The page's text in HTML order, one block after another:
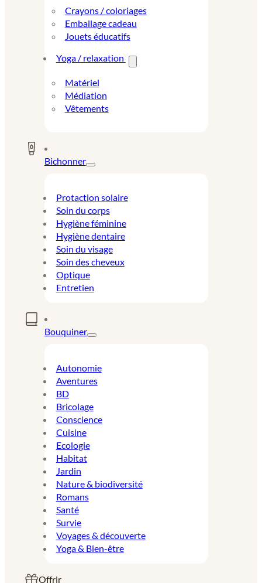
Crayons / coloriages
Emballage cadeau
Jouets éducatifs
Yoga / relaxation
Matériel
Médiation
Vêtements
Bichonner
Protaction solaire
Soin du corps
Hygiène féminine
Hygiène dentaire
Soin du visage
Soin des cheveux
Optique
Entretien
Bouquiner
Autonomie
Aventures
BD
Bricolage
Conscience
Cuisine
Ecologie
Habitat
Jardin
Nature & biodiversité
Romans
Santé
Survie
Voyages & découverte
Yoga & Bien-être
Offrir